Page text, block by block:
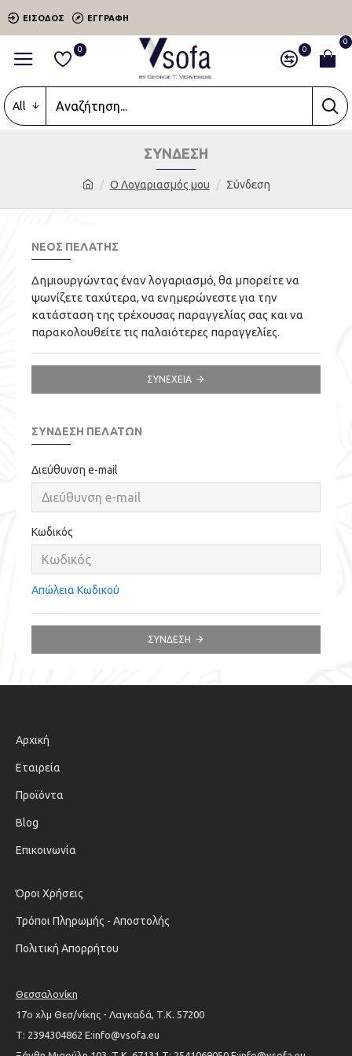
ΕΊΣΟΔΟΣ ΕΓΓΡΑΦΉ
0 0
0
All
O Λογαριασμός μου Σύνδεση
ΣΎΝΔΕΣΗ
ΝΈΟΣ ΠΕΛΆΤΗΣ
Δημιουργώντας έναν λογαριασμό, θα μπορείτε να
ψωνίζετε ταχύτερα, να ενημερώνεστε για την
κατάσταση της τρέχουσας παραγγελίας σας και να
παρακολουθείτε τις παλαιότερες παραγγελίες.
ΣΥΝΈΧΕΙΑ
ΣΎΝΔΕΣΗ ΠΕΛΑΤΏΝ
Διεύθυνση e-mail
Κωδικός
Απώλεια Κωδικού
ΣΎΝΔΕΣΗ
Αρχική
Εταιρεία
Προϊόντα
Blog
Επικοινωνία
Όροι Χρήσεις
Τρόποι Πληρωμής - Αποστολής
Πολιτική Απορρήτου
Θεσσαλονίκη
17ο χλμ Θεσ/νίκης - Λαγκαδά, Τ.Κ. 57200
Τ: 2394304862 Ε:info@vsofa.eu